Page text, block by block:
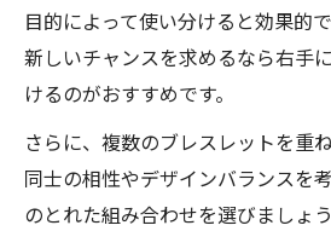
目的によって使い分けると効果的
新しいチャンスを求めるなら右手
けるのがおすすめです。
さらに、複数のブレスレットを重
同士の相性やデザインバランスを
のとれた組み合わせを選びましょ